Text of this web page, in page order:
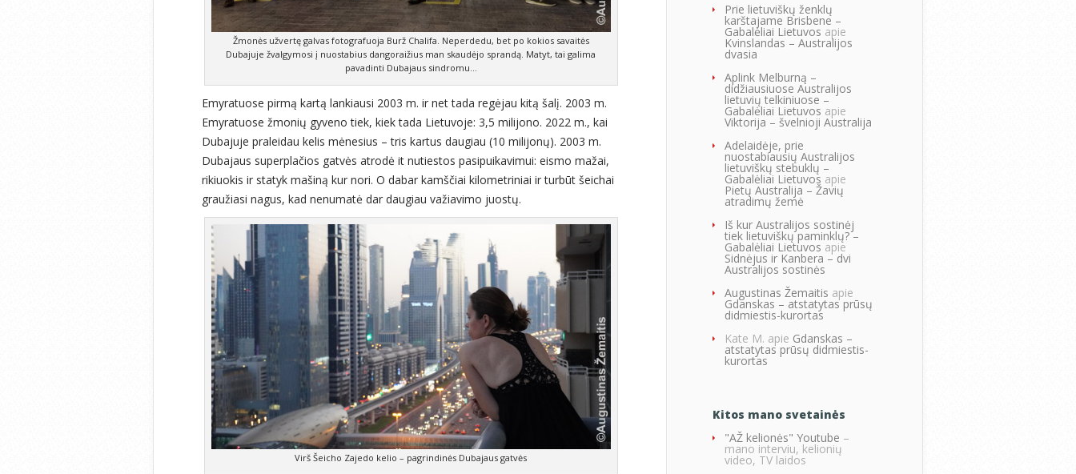
Žmonės užvertę galvas fotografuoja Burž Chalifa. Neperdedu, bet po kokios savaitės
Dubajuje žvalgymosi į nuostabius dangoraižius man skaudėjo sprandą. Matyt, tai galima
pavadinti Dubajaus sindromu…
Emyratuose pirmą kartą lankiausi 2003 m. ir net tada regėjau kitą šalį. 2003 m.
Emyratuose žmonių gyveno tiek, kiek tada Lietuvoje: 3,5 milijono. 2022 m., kai
Dubajuje praleidau kelis mėnesius – tris kartus daugiau (10 milijonų). 2003 m.
Dubajaus superplačios gatvės atrodė it nutiestos pasipuikavimui: eismo mažai,
rikiuokis ir statyk mašiną kur nori. O dabar kamščiai kilometriniai ir turbūt šeichai
graužiasi nagus, kad nenumatė dar daugiau važiavimo juostų.
Virš Šeicho Zajedo kelio – pagrindinės Dubajaus gatvės
Prie lietuviškų ženklų
karštajame Brisbene –
Gabalėliai Lietuvos apie
Kvinslandas – Australijos
dvasia
Aplink Melburną –
didžiausiuose Australijos
lietuvių telkiniuose –
Gabalėliai Lietuvos apie
Viktorija – švelnioji Australija
Adelaidėje, prie
nuostabiausių Australijos
lietuviškų stebuklų –
Gabalėliai Lietuvos apie
Pietų Australija – Žavių
atradimų žemė
Iš kur Australijos sostinėj
tiek lietuviškų paminklų? –
Gabalėliai Lietuvos apie
Sidnėjus ir Kanbera – dvi
Australijos sostinės
Augustinas Žemaitis apie
Gdanskas – atstatytas prūsų
didmiestis-kurortas
Kate M. apie Gdanskas –
atstatytas prūsų didmiestis-
kurortas
Kitos mano svetainės
"AŽ kelionės" Youtube –
mano interviu, kelionių
video, TV laidos